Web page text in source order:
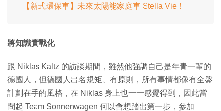
【新式環保車】未來太陽能家庭車 Stella Vie！
將知識實戰化
跟 Niklas Kaltz 的訪談期間，雖然他強調自己是年青一輩的
德國人，但德國人出名規矩、有原則，所有事情都像有全盤
計劃在手的風格，在 Niklas 身上也一一感覺得到，因此當
問起 Team Sonnenwagen 何以會想踏出第一步，參加